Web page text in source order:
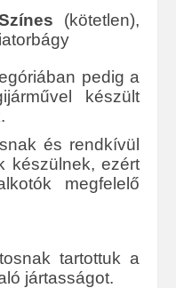
(kötetlen),
pedig a
készült
és rendkívül
készülnek, ezért
megfelelő
tartottuk a
jártasságot.